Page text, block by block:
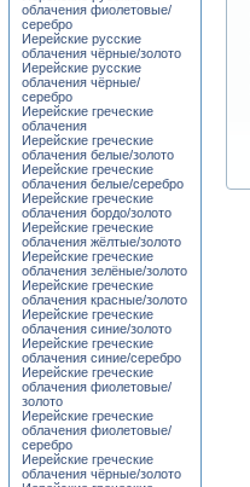
облачения фиолетовые/
серебро
Иерейские русские
облачения чёрные/золото
Иерейские русские
облачения чёрные/
серебро
Иерейские греческие
облачения
Иерейские греческие
облачения белые/золото
Иерейские греческие
облачения белые/серебро
Иерейские греческие
облачения бордо/золото
Иерейские греческие
облачения жёлтые/золото
Иерейские греческие
облачения зелёные/золото
Иерейские греческие
облачения красные/золото
Иерейские греческие
облачения синие/золото
Иерейские греческие
облачения синие/серебро
Иерейские греческие
облачения фиолетовые/
золото
Иерейские греческие
облачения фиолетовые/
серебро
Иерейские греческие
облачения чёрные/золото